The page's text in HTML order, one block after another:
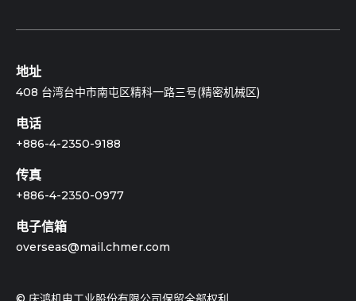
地址
408 台湾台中市南屯区精科一路三号(精密机械区)
电话
+886-4-2350-9188
传真
+886-4-2350-0977
电子信箱
overseas@mail.chmer.com